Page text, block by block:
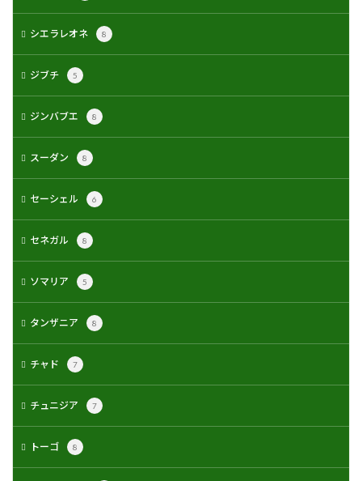
シエラレオネ 8
ジブチ 5
ジンバブエ 8
スーダン 8
セーシェル 6
セネガル 8
ソマリア 5
タンザニア 8
チャド 7
チュニジア 7
トーゴ 8